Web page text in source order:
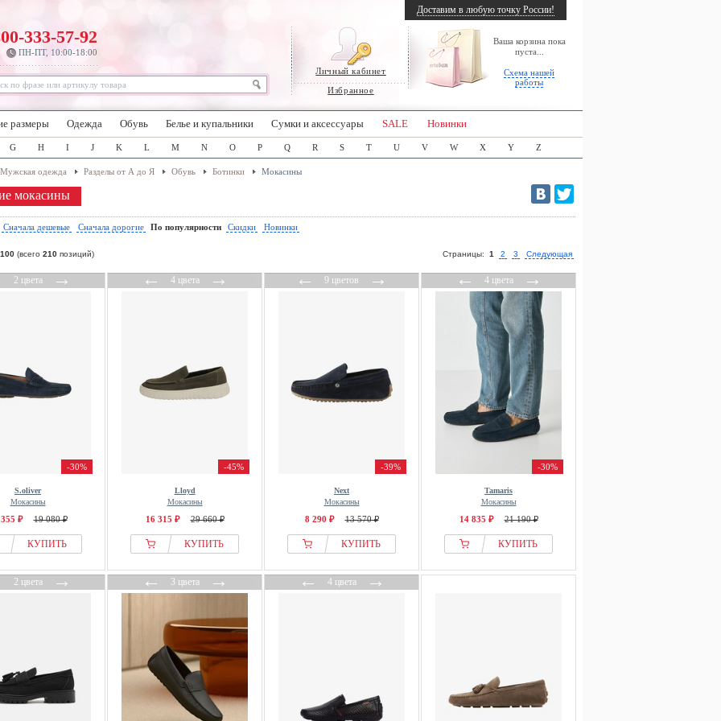
Личный кабинет
Избранное
Ваша корзина пока
пуста...
Схема нашей
работы
333-57-92
ПН-ПТ, 10:00-18:00
Доставим в любую точку России!
размеры Одежда Обувь Белье и купальники Сумки и аксессуары SALE Новинки
G H I J K L M N O P Q R S T U V W X Y Z
Мужская одежда Разделы от А до Я Обувь Ботинки Мокасины
мокасины
Сначала дешевые Сначала дорогие По популярности Скидки Новинки
100 (всего 210 позиций) Страницы: 1 2 3 Следующая
2 цвета→
-30%
S.oliver
Мокасины
₽ 19 080 ₽
КУПИТЬ
←4 цвета→
-45%
Lloyd
Мокасины
16 315 ₽ 29 660 ₽
КУПИТЬ
←9 цветов→
-39%
Next
Мокасины
8 290 ₽ 13 570 ₽
КУПИТЬ
←4 цвета→
-30%
Tamaris
Мокасины
14 835 ₽ 21 190 ₽
КУПИТЬ
2 цвета→ ←3 цвета→ ←4 цвета→